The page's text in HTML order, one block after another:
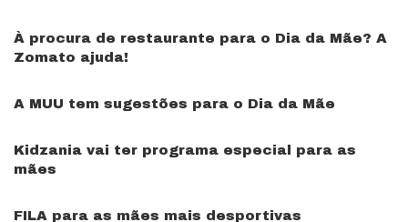
À procura de restaurante para o Dia da Mãe? A
Zomato ajuda!
A MUU tem sugestões para o Dia da Mãe
Kidzania vai ter programa especial para as
mães
FILA para as mães mais desportivas